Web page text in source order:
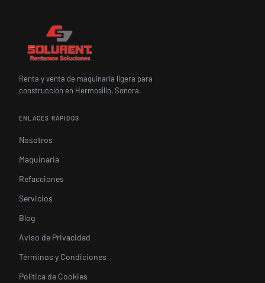
Renta y venta de maquinaria ligera para
construcción en Hermosillo, Sonora.
ENLACES RÁPIDOS
Nosotros
Maquinaria
Refacciones
Servicios
Blog
Aviso de Privacidad
Términos y Condiciones
Política de Cookies